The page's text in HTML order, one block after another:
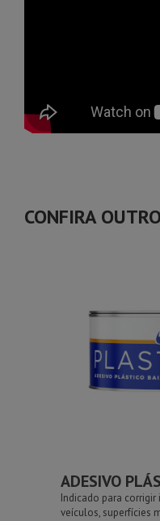
CONFIRA
ADESIVO
Indicado para
veículos, superfícies